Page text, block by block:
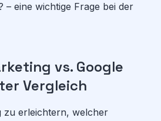
– eine wichtige Frage bei der
vs. Google
Vergleich
zu erleichtern, welcher